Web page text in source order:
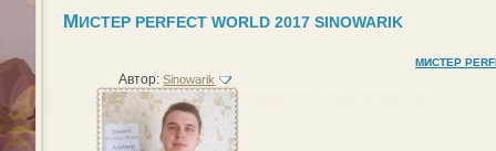
МИСТЕР PERFECT WORLD 2017 SINOWARIK
МИСТЕР
Автор:Sinowarik